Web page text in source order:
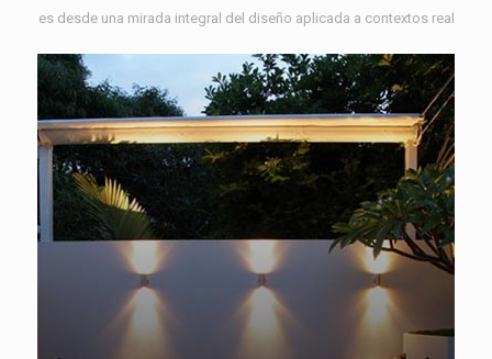
es desde una mirada integral del diseño aplicada a contextos real